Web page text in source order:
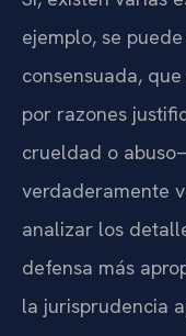
ejemplo, se
consensuada,
por razones
crueldad o
verdaderamente
analizar los
defensa más
la jurisprudencia